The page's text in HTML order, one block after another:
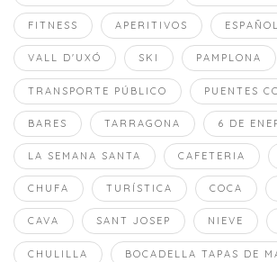
FITNESS APERITIVOS ESPAÑOL
VALL D'UXÓ SKI PAMPLONA
TRANSPORTE PÚBLICO PUENTES
BARES TARRAGONA 6 DE
LA SEMANA SANTA CAFETERIA
CHUFA TURÍSTICA COCA
CAVA SANT JOSEP NIEVE
CHULILLA BOCADELLA TAPAS DE